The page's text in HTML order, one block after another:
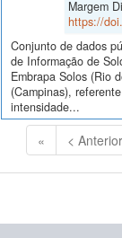
Margem
https://
Conjunto de dados
de Informação de
Embrapa Solos (Rio
(Campinas),
intensidade...
« < Anterior